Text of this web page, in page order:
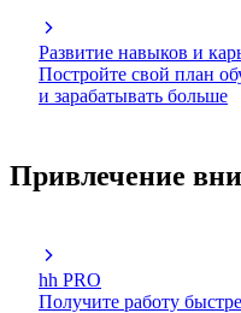
Развитие навыков и
Постройте свой план
и зарабатывать больше
Привлечение
hh PRO
Получите работу